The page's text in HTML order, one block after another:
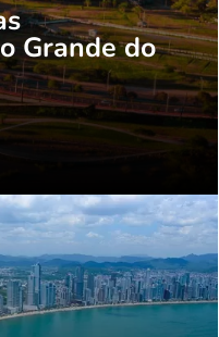
Grande do